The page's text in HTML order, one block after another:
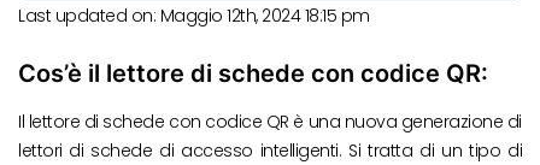
Last updated on: Maggio 12th, 2024 18:15 pm
Cos’è il lettore di schede con codice QR:
Il lettore di schede con codice QR è una nuova generazione di
lettori di schede di accesso intelligenti. Si tratta di un tipo di